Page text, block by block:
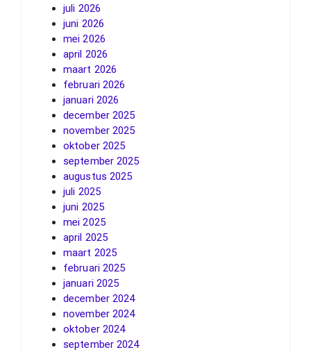
juli 2026
juni 2026
mei 2026
april 2026
maart 2026
februari 2026
januari 2026
december 2025
november 2025
oktober 2025
september 2025
augustus 2025
juli 2025
juni 2025
mei 2025
april 2025
maart 2025
februari 2025
januari 2025
december 2024
november 2024
oktober 2024
september 2024